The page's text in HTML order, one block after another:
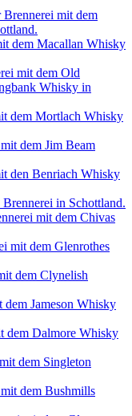
Brennerei mit dem
dem Macallan Whisky
mit dem Old
Whisky in
dem Mortlach Whisky
dem Jim Beam
den Benriach Whisky
in Schottland.
mit dem Chivas
mit dem Glenrothes
dem Clynelish
dem Jameson Whisky
dem Dalmore Whisky
dem Singleton
dem Bushmills